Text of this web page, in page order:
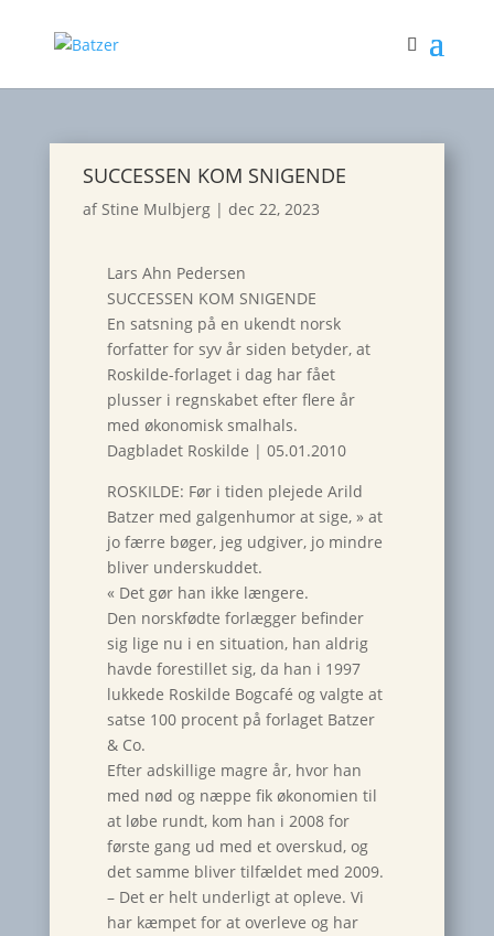
SUCCESSEN KOM SNIGENDE
afStine Mulbjerg| dec 22, 2023
Lars Ahn Pedersen
SUCCESSEN KOM SNIGENDE
En satsning på en ukendt norsk
forfatter for syv år siden betyder, at
Roskilde-forlaget i dag har fået
plusser i regnskabet efter flere år
med økonomisk smalhals.
Dagbladet Roskilde | 05.01.2010
ROSKILDE: Før i tiden plejede Arild
Batzer med galgenhumor at sige, » at
jo færre bøger, jeg udgiver, jo mindre
bliver underskuddet.
« Det gør han ikke længere.
Den norskfødte forlægger befinder
sig lige nu i en situation, han aldrig
havde forestillet sig, da han i 1997
lukkede Roskilde Bogcafé og valgte at
satse 100 procent på forlaget Batzer
& Co.
Efter adskillige magre år, hvor han
med nød og næppe fik økonomien til
at løbe rundt, kom han i 2008 for
første gang ud med et overskud, og
det samme bliver tilfældet med 2009.
– Det er helt underligt at opleve. Vi
har kæmpet for at overleve og har